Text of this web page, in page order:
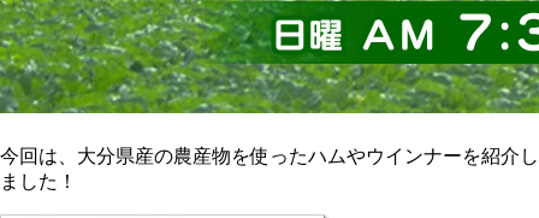
今回は、大分県産の農産物を使ったハムやウインナーを紹介し
ました！